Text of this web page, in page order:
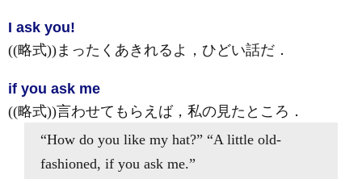
I ask you!
((略式))まったくあきれるよ，ひどい話だ ．
if you ask me
((略式))言わせてもらえば，私の見たところ ．
“How do you like my hat?” “A little old-
fashioned, if you ask me.”